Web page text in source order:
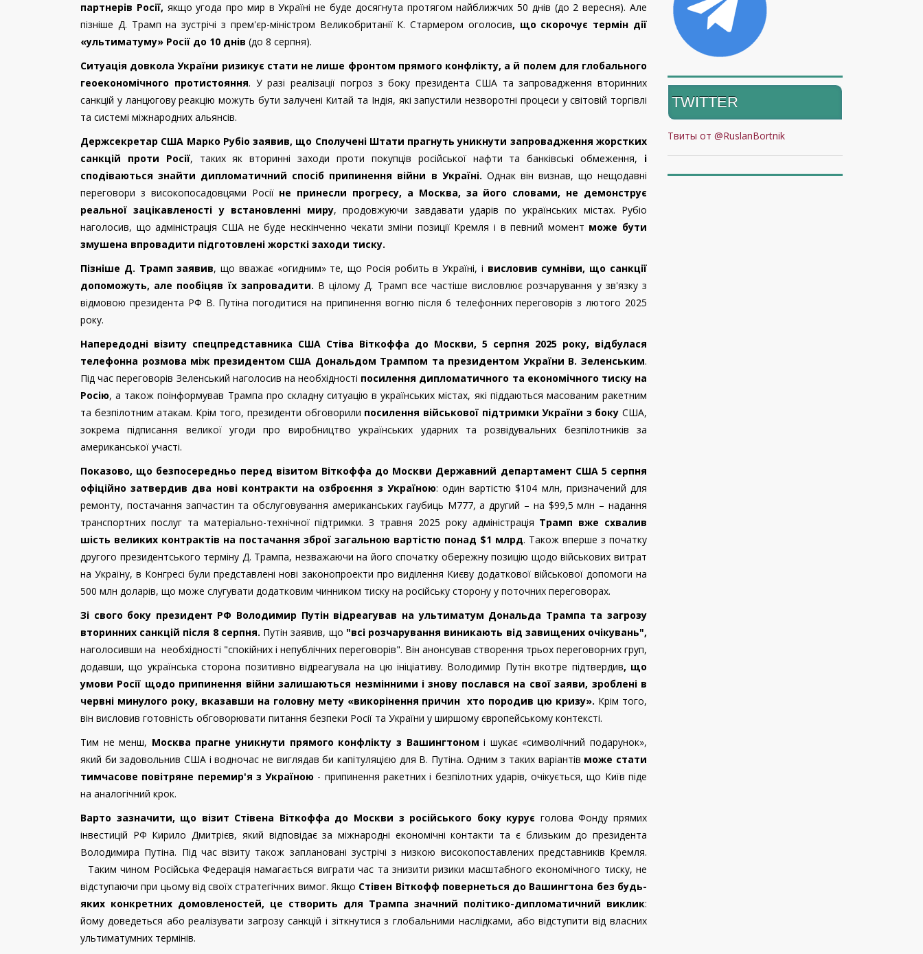
партнерів Росії, якщо угода про мир в Україні не буде досягнута протягом найближчих 50 днів (до 2 вересня). Але
пізніше Д. Трамп на зустрічі з прем'єр-міністром Великобританії К. Стармером оголосив, що скорочує термін дії
«ультиматуму» Росії до 10 днів (до 8 серпня).
Ситуація довкола України ризикує стати не лише фронтом прямого конфлікту, а й полем для глобального
геоекономічного протистояння. У разі реалізації погроз з боку президента США та запровадження вторинних
санкцій у ланцюгову реакцію можуть бути залучені Китай та Індія, які запустили незворотні процеси у світовій торгівлі
та системі міжнародних альянсів.
Держсекретар США Марко Рубіо заявив, що Сполучені Штати прагнуть уникнути запровадження жорстких
санкцій проти Росії, таких як вторинні заходи проти покупців російської нафти та банківські обмеження, і
сподіваються знайти дипломатичний спосіб припинення війни в Україні. Однак він визнав, що нещодавні
переговори з високопосадовцями Росії не принесли прогресу, а Москва, за його словами, не демонструє
реальної зацікавленості у встановленні миру, продовжуючи завдавати ударів по українських містах. Рубіо
наголосив, що адміністрація США не буде нескінченно чекати зміни позиції Кремля і в певний момент може бути
змушена впровадити підготовлені жорсткі заходи тиску.
Пізніше Д. Трамп заявив, що вважає «огидним» те, що Росія робить в Україні, і висловив сумніви, що санкції
допоможуть, але пообіцяв їх запровадити. В цілому Д. Трамп все частіше висловлює розчарування у зв'язку з
відмовою президента РФ В. Путіна погодитися на припинення вогню після 6 телефонних переговорів з лютого 2025
року.
Напередодні візиту спецпредставника США Стіва Віткоффа до Москви, 5 серпня 2025 року, відбулася
телефонна розмова між президентом США Дональдом Трампом та президентом України В. Зеленським.
Під час переговорів Зеленський наголосив на необхідності посилення дипломатичного та економічного тиску на
Росію, а також поінформував Трампа про складну ситуацію в українських містах, які піддаються масованим ракетним
та безпілотним атакам. Крім того, президенти обговорили посилення військової підтримки України з бокуСША,
зокрема підписання великої угоди про виробництво українських ударних та розвідувальних безпілотників за
американської участі.
Показово, що безпосередньо перед візитом Віткоффа до Москви Державний департамент США 5 серпня
офіційно затвердив два нові контракти на озброєння з Україною: один вартістю $104 млн, призначений для
ремонту, постачання запчастин та обслуговування американських гаубиць M777, а другий – на $99,5 млн – надання
транспортних послуг та матеріально-технічної підтримки. З травня 2025 року адміністрація Трамп вже схвалив
шість великих контрактів на постачання зброї загальною вартістю понад $1 млрд. Також вперше з початку
другого президентського терміну Д. Трампа, незважаючи на його спочатку обережну позицію щодо військових витрат
на Україну, в Конгресі були представлені нові законопроекти про виділення Києву додаткової військової допомоги на
500 млн доларів, що може слугувати додатковим чинником тиску на російську сторону у поточних переговорах.
Зі свого боку президент РФ Володимир Путін відреагував на ультиматум Дональда Трампа та загрозу
вторинних санкцій після 8 серпня. Путін заявив, що "всі розчарування виникають від завищених очікувань",
наголосивши на необхідності "спокійних і непублічних переговорів". Він анонсував створення трьох переговорних груп,
додавши, що українська сторона позитивно відреагувала на цю ініціативу. Володимир Путін вкотре підтвердив, що
умови Росії щодо припинення війни залишаються незмінними і знову послався на свої заяви, зроблені в
червні минулого року, вказавши на головну мету «викорінення причин хто породив цю кризу». Крім того,
він висловив готовність обговорювати питання безпеки Росії та України у ширшому європейському контексті.
Тим не менш, Москва прагне уникнути прямого конфлікту з Вашингтоном і шукає «символічний подарунок»,
який би задовольнив США і водночас не виглядав би капітуляцією для В. Путіна. Одним з таких варіантів може стати
тимчасове повітряне перемир'я з Україною - припинення ракетних і безпілотних ударів, очікується, що Київ піде
на аналогічний крок.
Варто зазначити, що візит Стівена Віткоффа до Москви з російського боку курує голова Фонду прямих
інвестицій РФ Кирило Дмитрієв, який відповідає за міжнародні економічні контакти та є близьким до президента
Володимира Путіна. Під час візиту також заплановані зустрічі з низкою високопоставлених представників Кремля.
Таким чином Російська Федерація намагається виграти час та знизити ризики масштабного економічного тиску, не
відступаючи при цьому від своїх стратегічних вимог. Якщо Стівен Віткофф повернеться до Вашингтона без будь-
яких конкретних домовленостей, це створить для Трампа значний політико-дипломатичний виклик:
йому доведеться або реалізувати загрозу санкцій і зіткнутися з глобальними наслідками, або відступити від власних
ультиматумних термінів.
TWITTER
Твиты от @RuslanBortnik